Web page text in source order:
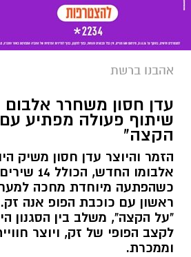
אהבנו ברשת
עדן חסון משחרר
שיתוף פעולה מפתיע
הקצה"
הזמר והיוצר עדן חסון משיק
אלבומו החדש,
כשהפתעה מיוחדת מחכה
ראשון עם כוכבת הפופ אנה
"על הקצה", משלב בין הסגנון
לקצב הפופי של זק, ויוצר
וממכרת.